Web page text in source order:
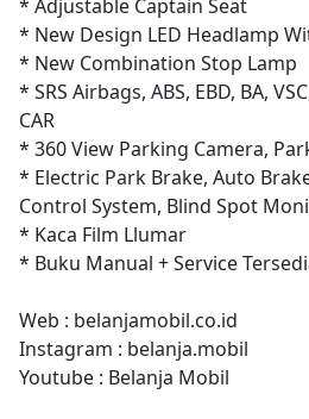
* Adjustable Captain Seat
* New Design LED Headlamp
* New Combination Stop Lamp
* SRS Airbags, ABS, EBD, BA,
CAR
* 360 View Parking Camera,
* Electric Park Brake, Auto
Control System, Blind Spot
* Kaca Film Llumar
* Buku Manual + Service
Web : belanjamobil.co.id
Instagram : belanja.mobil
Youtube : Belanja Mobil